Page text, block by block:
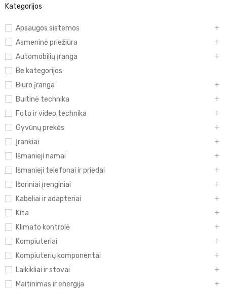
Kategorijos
Apsaugos sistemos
Asmeninė priežiūra
Automobilių įranga
Be kategorijos
Biuro įranga
Buitinė technika
Foto ir video technika
Gyvūnų prekės
Įrankiai
Išmanieji namai
Išmanieji telefonai ir priedai
Išoriniai įrenginiai
Kabeliai ir adapteriai
Kita
Klimato kontrolė
Kompiuteriai
Kompiuterių komponentai
Laikikliai ir stovai
Maitinimas ir energija